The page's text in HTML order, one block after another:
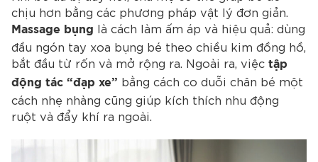
chịu hơn bằng các phương pháp vật lý đơn giản.
Massage bụng là cách làm ấm áp và hiệu quả: dùng
đầu ngón tay xoa bụng bé theo chiều kim đồng hồ,
bắt đầu từ rốn và mở rộng ra. Ngoài ra, việc tập
động tác “đạp xe” bằng cách co duỗi chân bé một
cách nhẹ nhàng cũng giúp kích thích nhu động
ruột và đẩy khí ra ngoài.